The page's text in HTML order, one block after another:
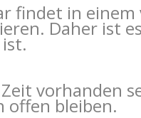
findet in
Daher ist
vorhanden
offen bleiben.